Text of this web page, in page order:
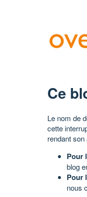
Ce
Le nom de
cette
rendant son
Pour
blog
Pour
nous